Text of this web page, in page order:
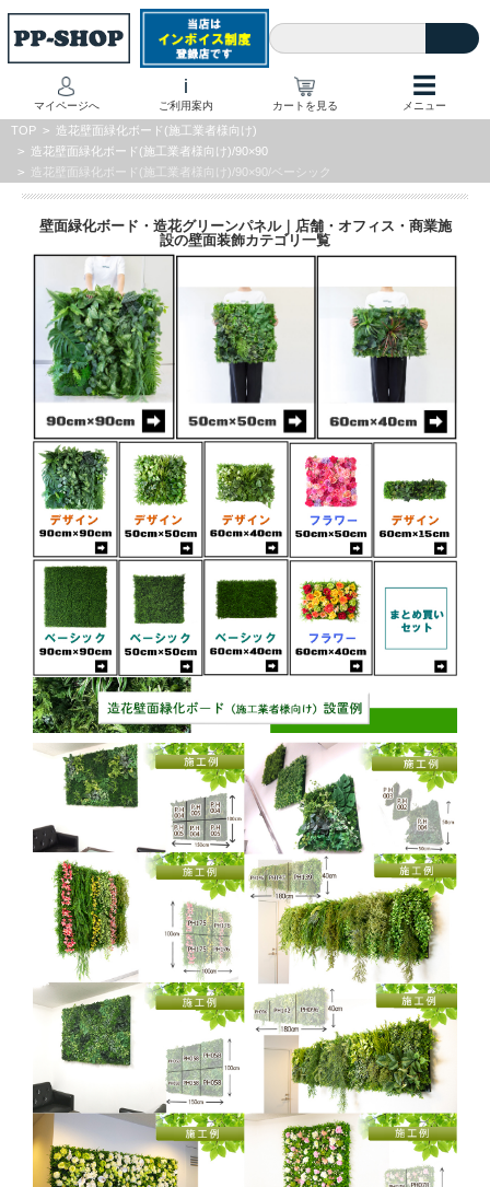
マイページへ
i
ご利用案内 カートを見る
☰
メニュー
TOP > 造花壁面緑化ボード(施工業者様向け)
> 造花壁面緑化ボード(施工業者様向け)/90×90
> 造花壁面緑化ボード(施工業者様向け)/90×90/ベーシック
壁面緑化ボード・造花グリーンパネル｜店舗・オフィス・商業施
設の壁面装飾カテゴリ一覧